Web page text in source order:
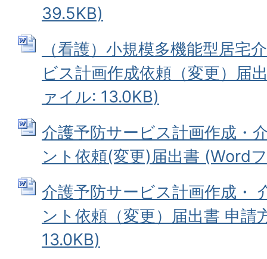
39.5KB)
（看護）小規模多機能型居宅
ビス計画作成依頼（変更）届
ァイル: 13.0KB)
介護予防サービス計画作成・
ント依頼(変更)届出書 (Word
介護予防サービス計画作成・
ント依頼（変更）届出書 申
13.0KB)